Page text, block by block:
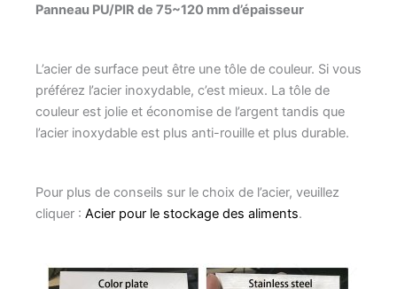
Panneau PU/PIR de 75~120 mm d’épaisseur
L’acier de surface peut être une tôle de couleur. Si vous
préférez l’acier inoxydable, c’est mieux. La tôle de
couleur est jolie et économise de l’argent tandis que
l’acier inoxydable est plus anti-rouille et plus durable.
Pour plus de conseils sur le choix de l’acier, veuillez
cliquer : Acier pour le stockage des aliments.